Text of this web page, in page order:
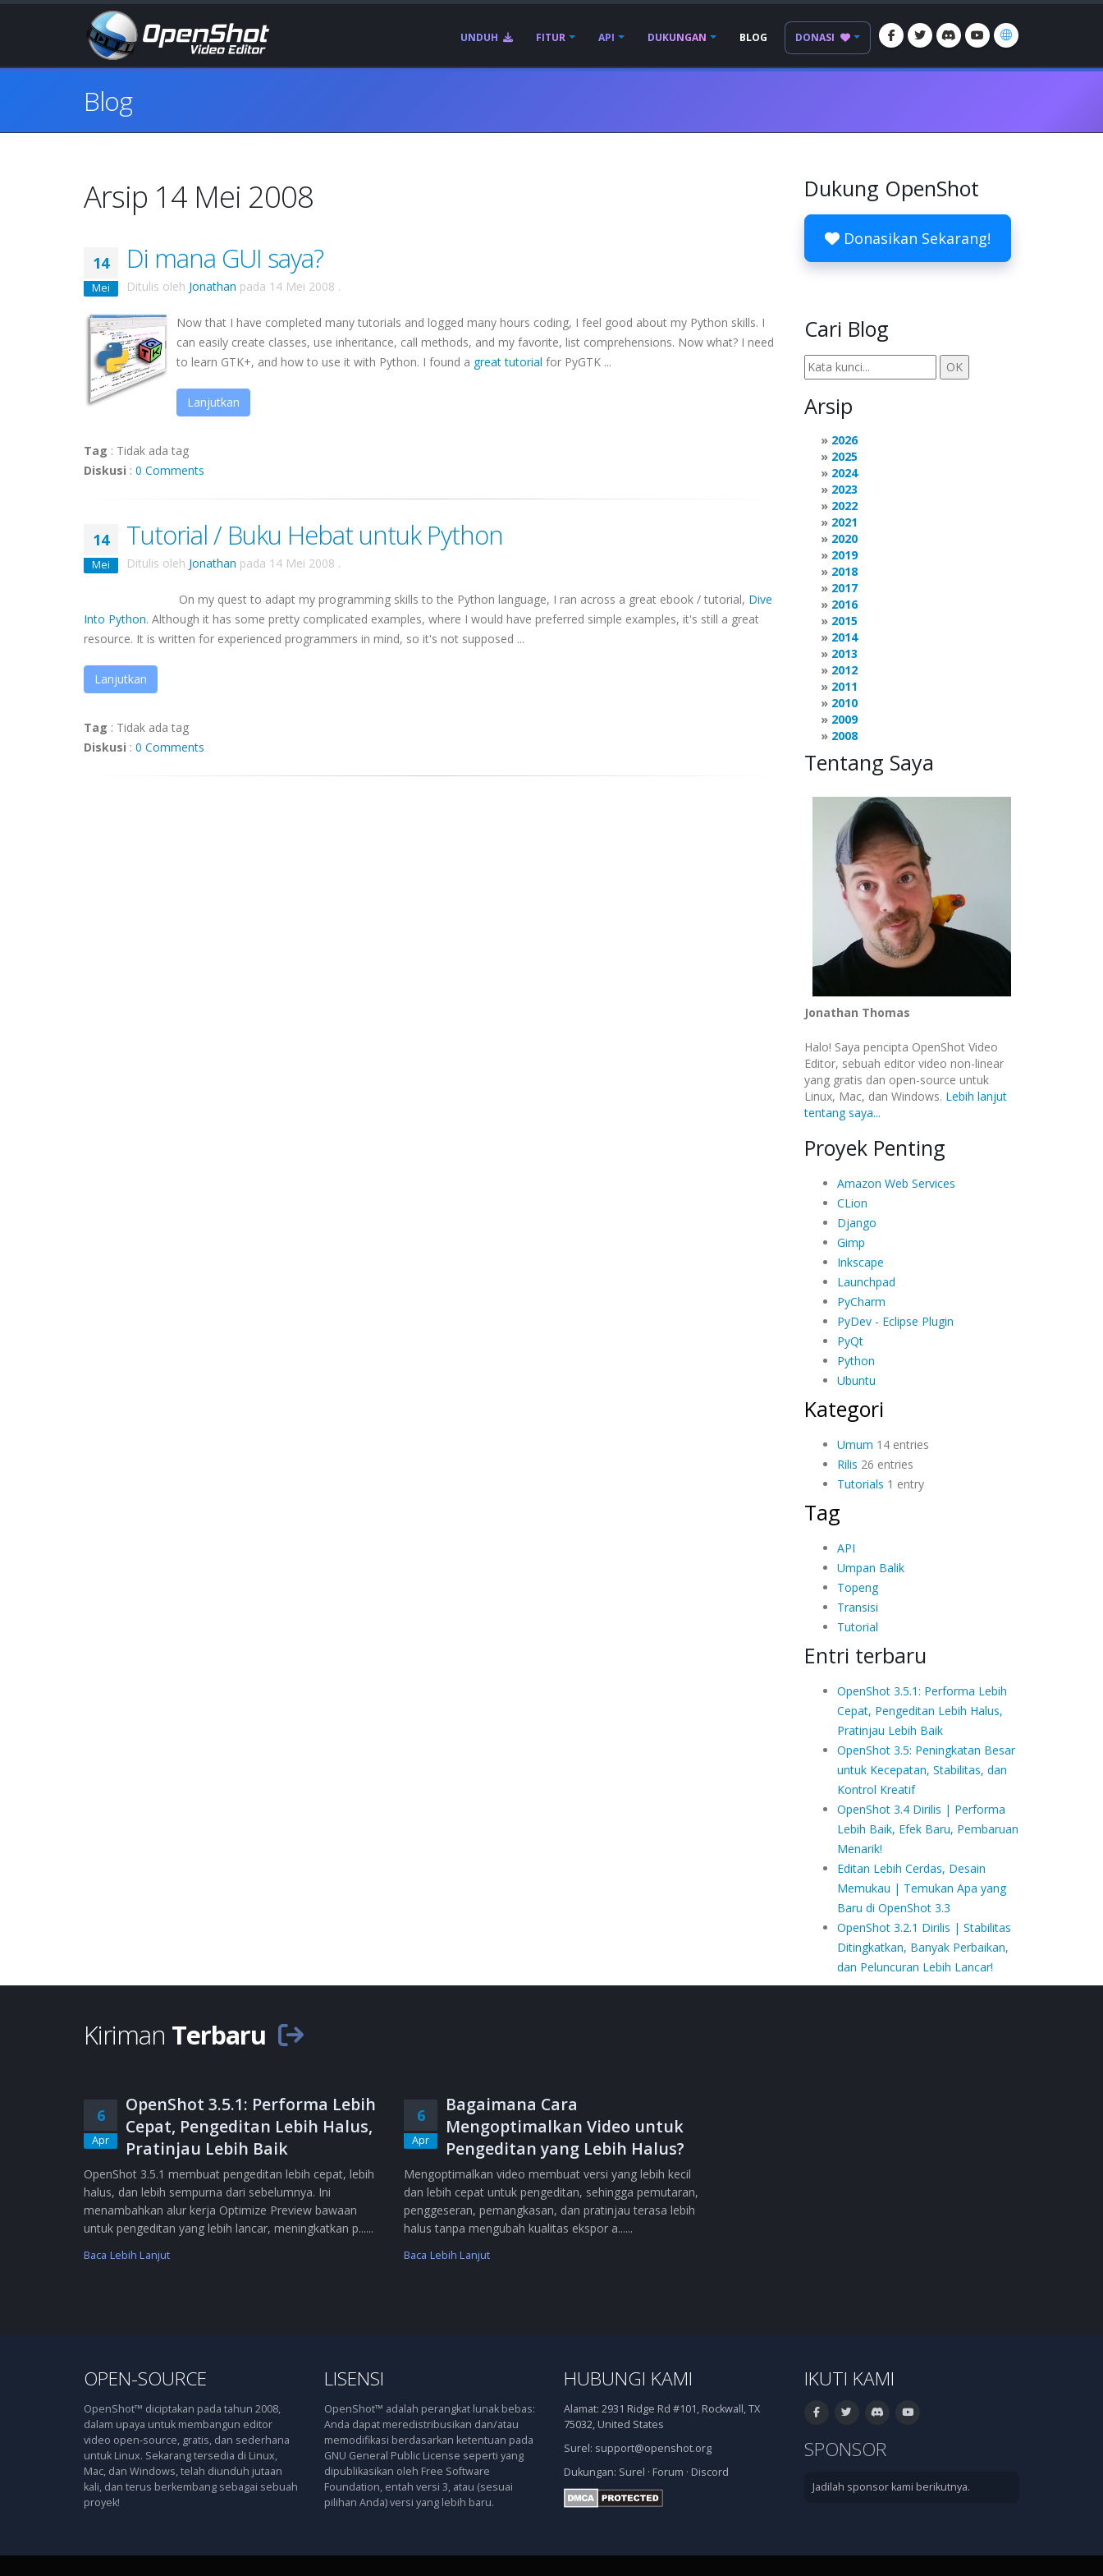
UNDUH FITUR API DUKUNGAN BLOG DONASI
Blog
Arsip 14 Mei 2008
14
Mei
Di mana GUI saya?
Ditulis oleh Jonathan pada 14 Mei 2008 .
Now that I have completed many tutorials and logged many hours coding, I feel good about my Python skills. I
can easily create classes, use inheritance, call methods, and my favorite, list comprehensions. Now what? I need
to learn GTK+, and how to use it with Python. I found a great tutorial for PyGTK ...
Lanjutkan
Tag : Tidak ada tag
Diskusi : 0 Comments
14
Mei
Tutorial / Buku Hebat untuk Python
Ditulis oleh Jonathan pada 14 Mei 2008 .
On my quest to adapt my programming skills to the Python language, I ran across a great ebook / tutorial, Dive
Into Python. Although it has some pretty complicated examples, where I would have preferred simple examples, it's still a great
resource. It is written for experienced programmers in mind, so it's not supposed ...
Lanjutkan
Tag : Tidak ada tag
Diskusi : 0 Comments
Dukung OpenShot
Donasikan Sekarang!
Cari Blog
Arsip
2026
2025
2024
2023
2022
2021
2020
2019
2018
2017
2016
2015
2014
2013
2012
2011
2010
2009
2008
Tentang Saya
Jonathan Thomas
Halo! Saya pencipta OpenShot Video
Editor, sebuah editor video non-linear
yang gratis dan open-source untuk
Linux, Mac, dan Windows. Lebih lanjut
tentang saya...
Proyek Penting
Amazon Web Services
CLion
Django
Gimp
Inkscape
Launchpad
PyCharm
PyDev - Eclipse Plugin
PyQt
Python
Ubuntu
Kategori
Umum 14 entries
Rilis 26 entries
Tutorials 1 entry
Tag
API
Umpan Balik
Topeng
Transisi
Tutorial
Entri terbaru
OpenShot 3.5.1: Performa Lebih
Cepat, Pengeditan Lebih Halus,
Pratinjau Lebih Baik
OpenShot 3.5: Peningkatan Besar
untuk Kecepatan, Stabilitas, dan
Kontrol Kreatif
OpenShot 3.4 Dirilis | Performa
Lebih Baik, Efek Baru, Pembaruan
Menarik!
Editan Lebih Cerdas, Desain
Memukau | Temukan Apa yang
Baru di OpenShot 3.3
OpenShot 3.2.1 Dirilis | Stabilitas
Ditingkatkan, Banyak Perbaikan,
dan Peluncuran Lebih Lancar!
Kiriman Terbaru
6
Apr
OpenShot 3.5.1: Performa Lebih
Cepat, Pengeditan Lebih Halus,
Pratinjau Lebih Baik
OpenShot 3.5.1 membuat pengeditan lebih cepat, lebih
halus, dan lebih sempurna dari sebelumnya. Ini
menambahkan alur kerja Optimize Preview bawaan
untuk pengeditan yang lebih lancar, meningkatkan p......
Baca Lebih Lanjut
6
Apr
Bagaimana Cara
Mengoptimalkan Video untuk
Pengeditan yang Lebih Halus?
Mengoptimalkan video membuat versi yang lebih kecil
dan lebih cepat untuk pengeditan, sehingga pemutaran,
penggeseran, pemangkasan, dan pratinjau terasa lebih
halus tanpa mengubah kualitas ekspor a......
Baca Lebih Lanjut
OPEN-SOURCE
OpenShot™ diciptakan pada tahun 2008,
dalam upaya untuk membangun editor
video open-source, gratis, dan sederhana
untuk Linux. Sekarang tersedia di Linux,
Mac, dan Windows, telah diunduh jutaan
kali, dan terus berkembang sebagai sebuah
proyek!
LISENSI
OpenShot™ adalah perangkat lunak bebas:
Anda dapat meredistribusikan dan/atau
memodifikasi berdasarkan ketentuan pada
GNU General Public License seperti yang
dipublikasikan oleh Free Software
Foundation, entah versi 3, atau (sesuai
pilihan Anda) versi yang lebih baru.
HUBUNGI KAMI
Alamat: 2931 Ridge Rd #101, Rockwall, TX
75032, United States
Surel: support@openshot.org
Dukungan: Surel · Forum · Discord
IKUTI KAMI
SPONSOR
Jadilah sponsor kami berikutnya.